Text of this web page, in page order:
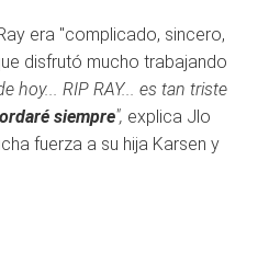
era "complicado, sincero,
disfrutó mucho trabajando
hoy... RIP RAY... es tan triste
siempre", explica Jlo
fuerza a su hija Karsen y